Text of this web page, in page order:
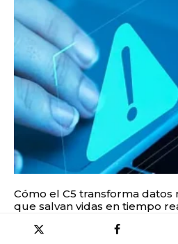
Cómo el C5 transforma datos
que salvan vidas en tiempo